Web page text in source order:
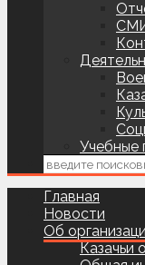
Учебные
Главная
Новости
Об
Казачьи